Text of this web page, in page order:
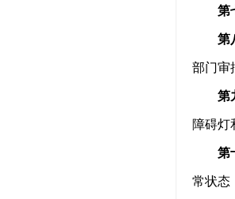
第
第
部门审
第
障碍灯
第
常状态